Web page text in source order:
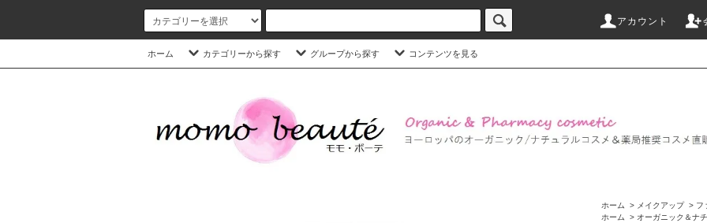
アカウント
ホーム カテゴリーから探す グループから探す コンテンツを見る
ホーム > メイクアップ > フ
ホーム
> オーガニック＆ナ